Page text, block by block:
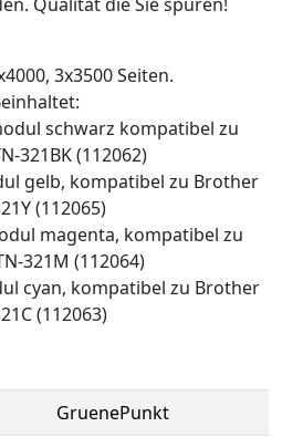
3x3500 Seiten.
schwarz kompatibel zu
321BK (112062)
gelb, kompatibel zu Brother
(112065)
magenta, kompatibel zu
321M (112064)
cyan, kompatibel zu Brother
(112063)
GruenePunkt